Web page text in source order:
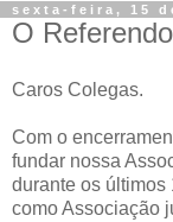
sexta-feira, 15
O Referendo
Caros Colegas.
Com o
fundar nossa
durante os últimos
como Associação